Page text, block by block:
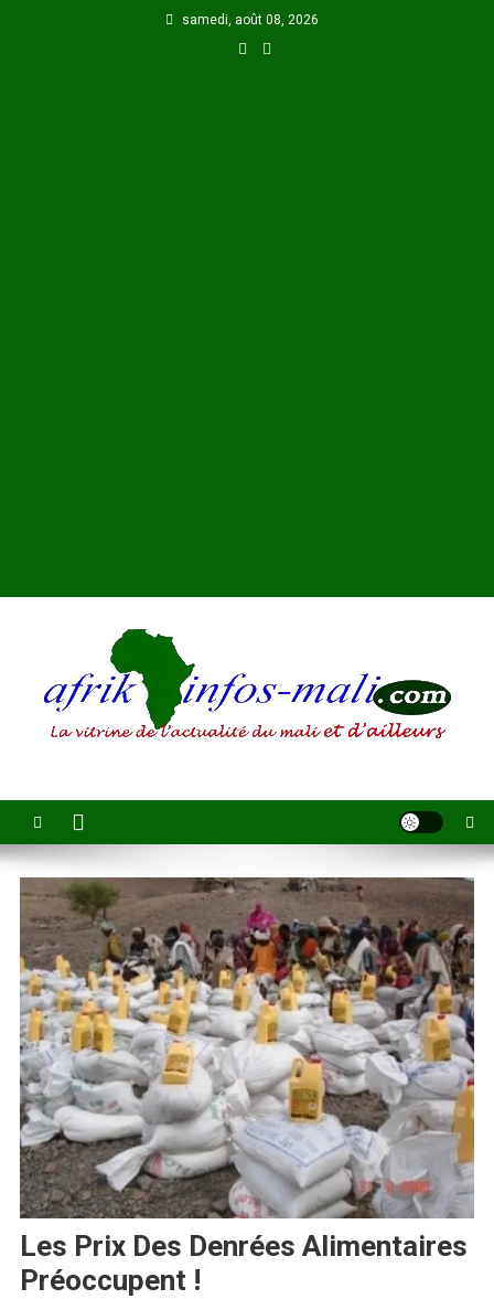
samedi, août 08, 2026
Les Prix Des Denrées Alimentaires
Préoccupent !